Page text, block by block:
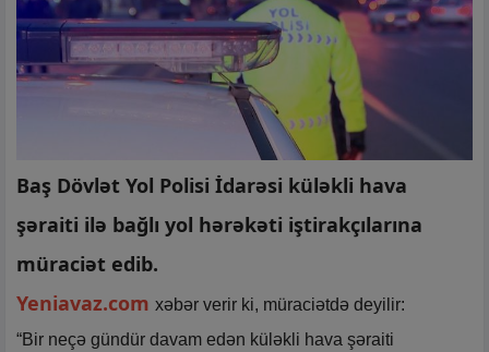
Baş Dövlət Yol Polisi İdarəsi küləkli hava
şəraiti ilə bağlı yol hərəkəti iştirakçılarına
müraciət edib.
Yeniavaz.com xəbər verir ki, müraciətdə deyilir:
“Bir neçə gündür davam edən küləkli hava şəraiti